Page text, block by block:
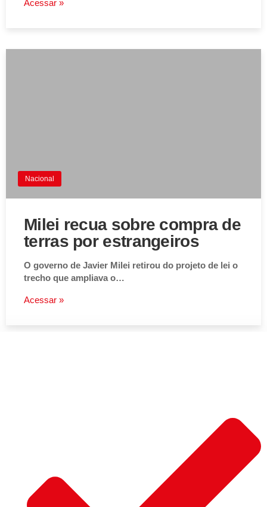
Acessar »
Nacional
Milei recua sobre compra de
terras por estrangeiros
O governo de Javier Milei retirou do projeto de lei o
trecho que ampliava o…
Acessar »